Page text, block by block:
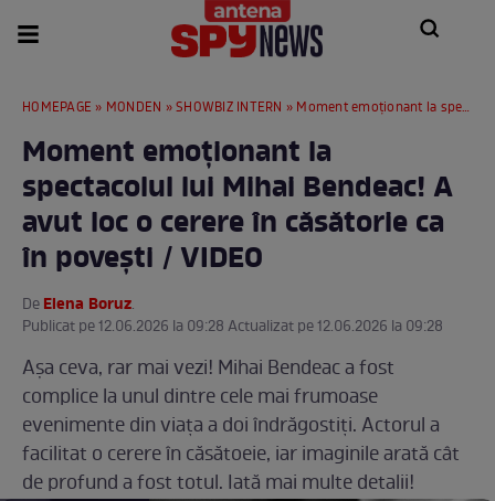
HOMEPAGE » MONDEN »SHOWBIZ INTERN » Moment emoționant la spectacolul lui Mihai Bendeac! A avut loc o cerere în căsătorie ca în povești / VIDEO
Moment emoționant la
spectacolul lui Mihai Bendeac! A
avut loc o cerere în căsătorie ca
în povești / VIDEO
DeElena Boruz.
Publicat pe 12.06.2026 la 09:28 Actualizat pe 12.06.2026 la 09:28
Așa ceva, rar mai vezi! Mihai Bendeac a fost
complice la unul dintre cele mai frumoase
evenimente din viața a doi îndrăgostiți. Actorul a
facilitat o cerere în căsătoeie, iar imaginile arată cât
de profund a fost totul. Iată mai multe detalii!